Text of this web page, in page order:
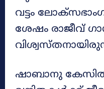
വട്ടം
ശേഷം രാജീവ്
ഷാബാനു കേസിൽ